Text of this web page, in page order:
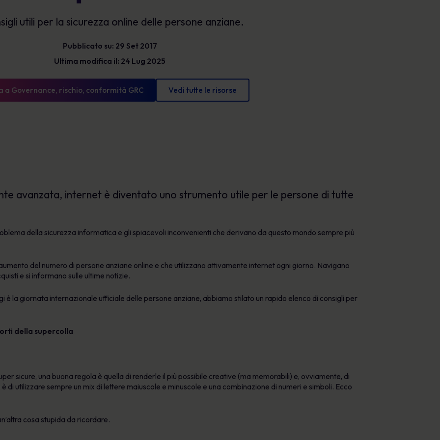
Le definizioni di sicurezza informatica che devi
Immagini coinvolgenti che rafforzano il
utili per la sicurezza online delle persone anziane.
Pubblicato su: 29 Set 2017
Ultima modifica il: 24 Lug 2025
a Governance, rischio, conformità GRC Vedi tutte le risorse
avanzata, internet è diventato uno strumento utile per le persone di tutte
della sicurezza informatica e gli spiacevoli inconvenienti che derivano da questo mondo sempre più
del numero di persone anziane online e che utilizzano attivamente internet ogni giorno. Navigano
e si informano sulle ultime notizie.
è la giornata internazionale ufficiale delle persone anziane, abbiamo stilato un rapido elenco di consigli per
della supercolla
sicure, una buona regola è quella di renderle il più possibile creative (ma memorabili) e, ovviamente, di
di utilizzare sempre un mix di lettere maiuscole e minuscole e una combinazione di numeri e simboli. Ecco
cosa stupida da ricordare.